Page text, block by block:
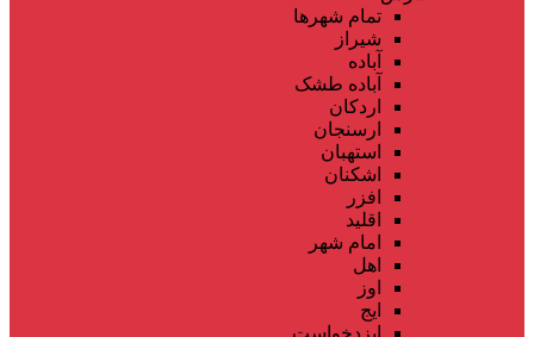
تمام شهر‌ها
شیراز
آباده
آباده طشک
اردکان
ارسنجان
استهبان
اشکنان
افزر
اقلید
امام شهر
اهل
اوز
ایج
ایزدخواست